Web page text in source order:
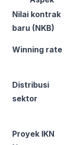
Nilai kontrak
baru (NKB)
Winning rate
Distribusi
sektor
Proyek IKN